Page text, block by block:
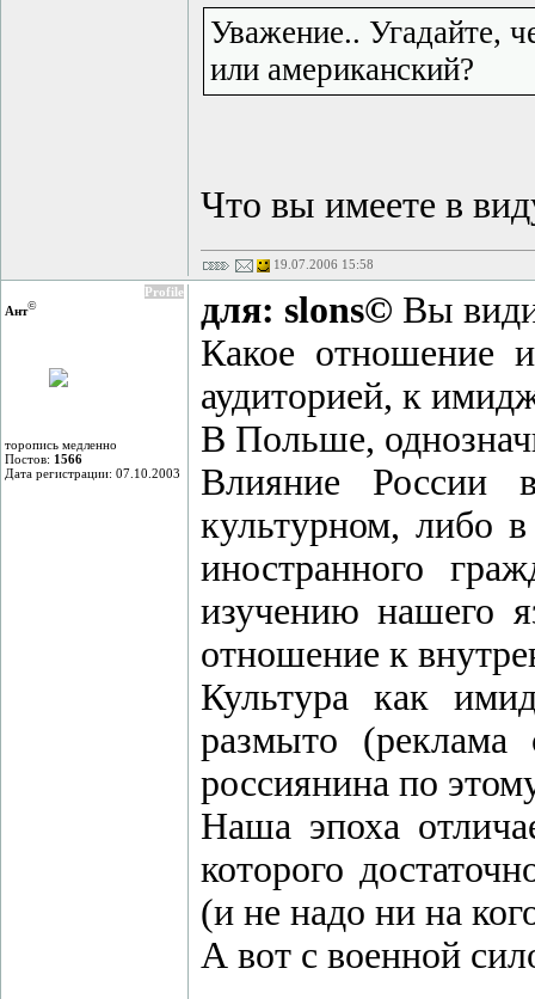
Уважение.. Угадайте,
или американский?
Что вы имеете в
19.07.2006 15:58
Profile
Ант©
торопись медленно
Постов: 1566
Дата регистрации: 07.10.2003
для: slons© Вы
Какое отношение
аудиторией, к
В Польше,
Влияние России
культурном, либо
иностранного
изучению нашего
отношение к
Культура как
размыто (реклама
россиянина по
Наша эпоха
которого
(и не надо ни на
А вот с военной